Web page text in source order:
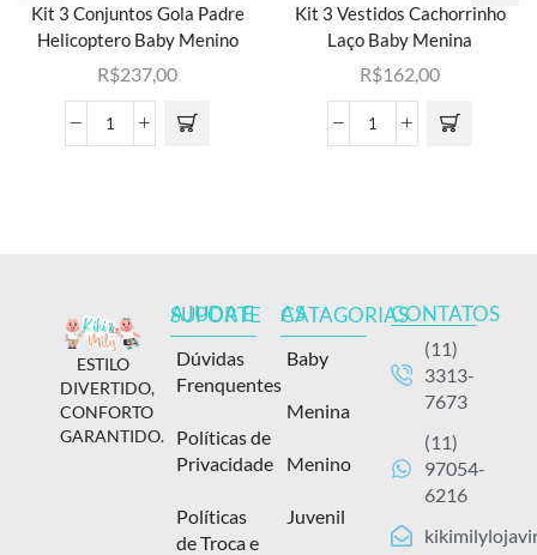
Kit 3 Conjuntos Gola Padre
Helicoptero Baby Menino
R$237,00
Kit 3 Vestidos Cachorrinho
Laço Baby Menina
R$162,00
ESTILO
DIVERTIDO,
CONFORTO
GARANTIDO.
AJUDA E SUPORTE
Dúvidas
Frenquentes
Políticas de
Privacidade
Políticas
de Troca e
AS CATAGORIAS
Baby
Menina
Menino
Juvenil
CONTATOS
(11)
3313-
7673
(11)
97054-
6216